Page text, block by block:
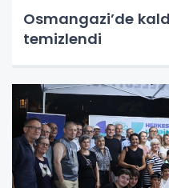
Osmangazi’de
temizlendi